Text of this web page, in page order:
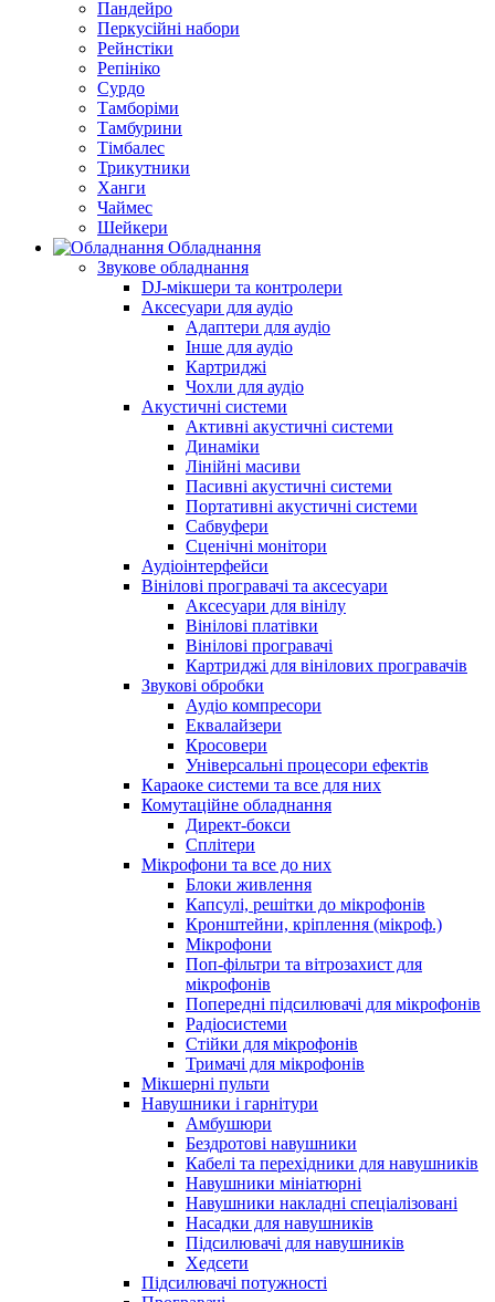
Пандейро
Перкусійні набори
Рейнстіки
Репініко
Сурдо
Тамборіми
Тамбурини
Тімбалес
Трикутники
Ханги
Чаймес
Шейкери
Обладнання
Звукове обладнання
DJ-мікшери та контролери
Аксесуари для аудіо
Адаптери для аудіо
Інше для аудіо
Картриджі
Чохли для аудіо
Акустичні системи
Активні акустичні системи
Динаміки
Лінійні масиви
Пасивні акустичні системи
Портативні акустичні системи
Сабвуфери
Сценічні монітори
Аудіоінтерфейси
Вінілові програвачі та аксесуари
Аксесуари для вінілу
Вінілові платівки
Вінілові програвачі
Картриджі для вінілових програвачів
Звукові обробки
Аудіо компресори
Еквалайзери
Кросовери
Універсальні процесори ефектів
Караоке системи та все для них
Комутаційне обладнання
Директ-бокси
Сплітери
Мікрофони та все до них
Блоки живлення
Капсулі, решітки до мікрофонів
Кронштейни, кріплення (мікроф.)
Мікрофони
Поп-фільтри та вітрозахист для
мікрофонів
Попередні підсилювачі для мікрофонів
Радіосистеми
Стійки для мікрофонів
Тримачі для мікрофонів
Мікшерні пульти
Навушники і гарнітури
Амбушюри
Бездротові навушники
Кабелі та перехідники для навушників
Навушники мініатюрні
Навушники накладні спеціалізовані
Насадки для навушників
Підсилювачі для навушників
Хедсети
Підсилювачі потужності